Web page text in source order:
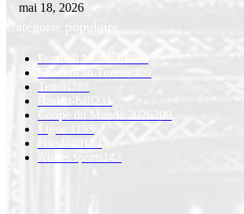
mai 18, 2026
Catégorie populaire
Football Mondial
1259
Football en Tunisie 409
Tennis
285
Basket-ball
231
Coupe du Monde 2026 209
Ligue 1
195
Handball
154
Autres sports 142